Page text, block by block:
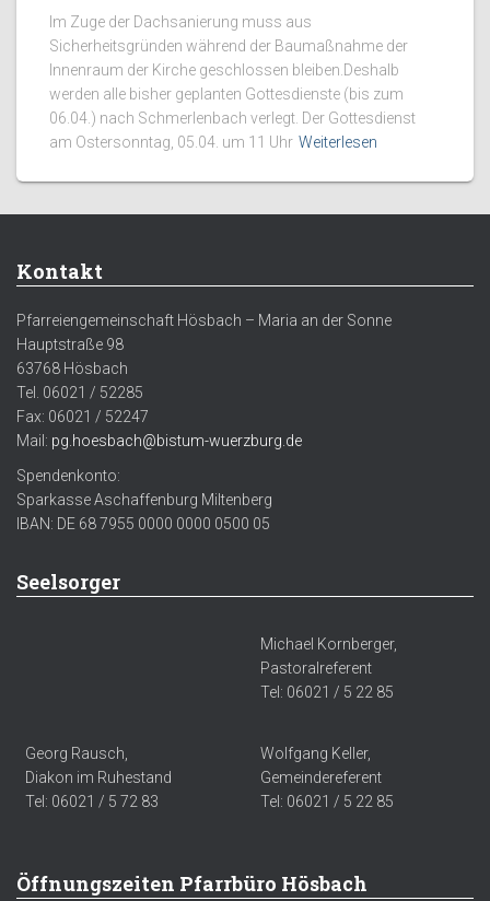
Im Zuge der Dachsanierung muss aus
Sicherheitsgründen während der Baumaßnahme der
Innenraum der Kirche geschlossen bleiben.Deshalb
werden alle bisher geplanten Gottesdienste (bis zum
06.04.) nach Schmerlenbach verlegt. Der Gottesdienst
am Ostersonntag, 05.04. um 11 Uhr Weiterlesen
Kontakt
Pfarreiengemeinschaft Hösbach – Maria an der Sonne
Hauptstraße 98
63768 Hösbach
Tel. 06021 / 52285
Fax: 06021 / 52247
Mail: pg.hoesbach@bistum-wuerzburg.de
Spendenkonto:
Sparkasse Aschaffenburg Miltenberg
IBAN: DE 68 7955 0000 0000 0500 05
Seelsorger
Michael Kornberger,
Pastoralreferent
Tel: 06021 / 5 22 85
Georg Rausch,
Diakon im Ruhestand
Tel: 06021 / 5 72 83
Wolfgang Keller,
Gemeindereferent
Tel: 06021 / 5 22 85
Öffnungszeiten Pfarrbüro Hösbach